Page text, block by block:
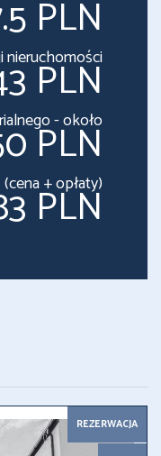
PLN
nieruchomości
PLN
- około
PLN
+ opłaty)
PLN
REZERWACJA